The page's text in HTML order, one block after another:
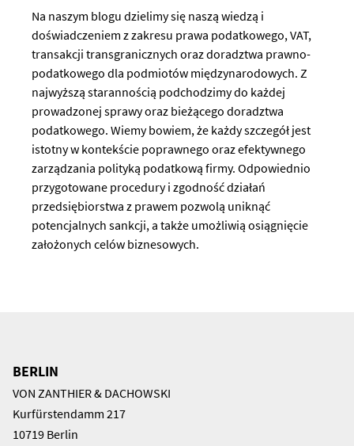
Na naszym blogu dzielimy się naszą wiedzą i
doświadczeniem z zakresu prawa podatkowego, VAT,
transakcji transgranicznych oraz doradztwa prawno-
podatkowego dla podmiotów międzynarodowych. Z
najwyższą starannością podchodzimy do każdej
prowadzonej sprawy oraz bieżącego doradztwa
podatkowego. Wiemy bowiem, że każdy szczegół jest
istotny w kontekście poprawnego oraz efektywnego
zarządzania polityką podatkową firmy. Odpowiednio
przygotowane procedury i zgodność działań
przedsiębiorstwa z prawem pozwolą uniknąć
potencjalnych sankcji, a także umożliwią osiągnięcie
założonych celów biznesowych.
BERLIN
VON ZANTHIER & DACHOWSKI
Kurfürstendamm 217
10719 Berlin